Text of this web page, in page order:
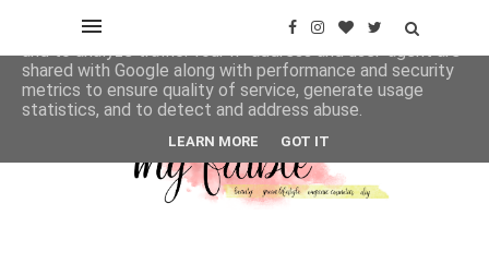
This site uses cookies from Google to deliver its services
and to analyze traffic. Your IP address and user-agent are
shared with Google along with performance and security
metrics to ensure quality of service, generate usage
statistics, and to detect and address abuse.
LEARN MORE GOT IT